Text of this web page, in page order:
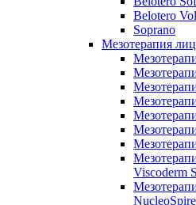
Belotero
Soprano
Мезотерапия
Viscoderm
NucleoSpire